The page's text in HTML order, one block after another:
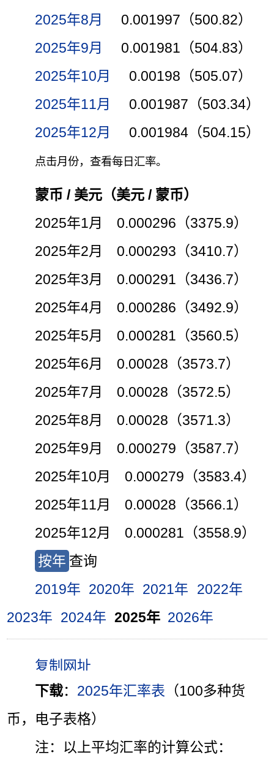
2025年8月
0.001997（500.82）
2025年9月
0.001981（504.83）
2025年10月
0.00198（505.07）
2025年11月
0.001987（503.34）
2025年12月
0.001984（504.15）
点击月份，查看每日汇率。
蒙币 / 美元（美元 / 蒙币）
2025年1月 0.000296（3375.9）
2025年2月 0.000293（3410.7）
2025年3月 0.000291（3436.7）
2025年4月 0.000286（3492.9）
2025年5月 0.000281（3560.5）
2025年6月 0.00028（3573.7）
2025年7月 0.00028（3572.5）
2025年8月 0.00028（3571.3）
2025年9月 0.000279（3587.7）
2025年10月 0.000279（3583.4）
2025年11月 0.00028（3566.1）
2025年12月 0.000281（3558.9）
按年 查询
2019年 2020年 2021年
2022年
2023年 2024年 2025年 2026年
下载： 2025年汇率表 （100多种货
币，电子表格）
注：以上平均汇率的计算公式：